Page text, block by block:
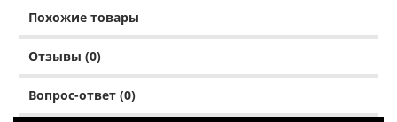
Похожие товары
Отзывы (0)
Вопрос-ответ (0)